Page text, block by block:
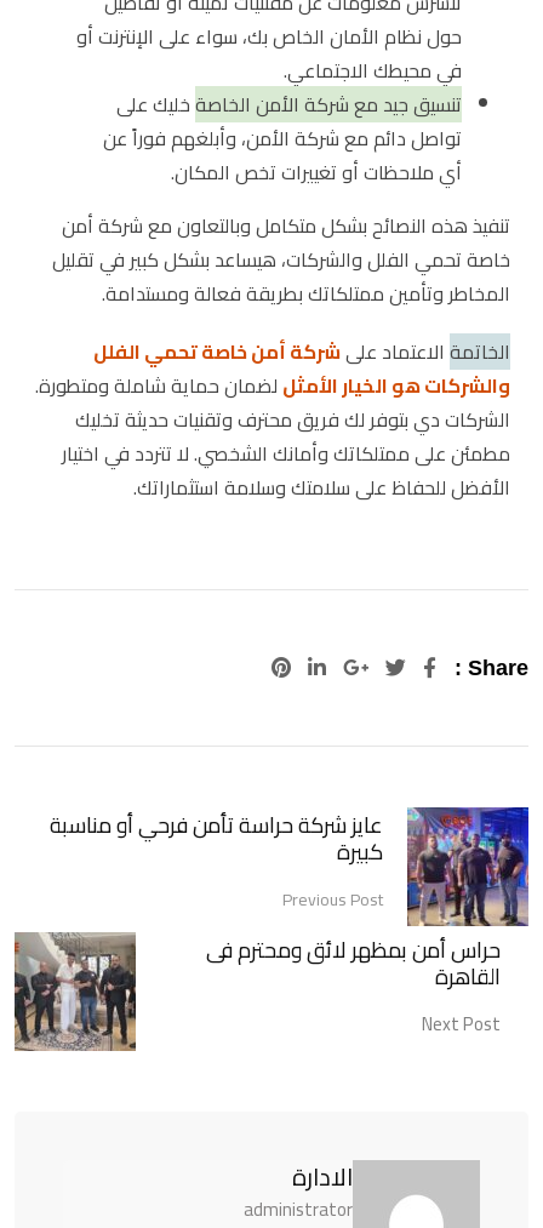
حول نظام الأمان الخاص بك، سواء على الإنترنت أو
في محيطك الاجتماعي.
تنسيق جيد مع شركة الأمن الخاصةخليك على
تواصل دائم مع شركة الأمن، وأبلغهم فوراً عن
أي ملاحظات أو تغييرات تخص المكان.
تنفيذ هذه النصائح بشكل متكامل وبالتعاون مع شركة أمن
خاصة تحمي الفلل والشركات، هيساعد بشكل كبير في تقليل
المخاطر وتأمين ممتلكاتك بطريقة فعالة ومستدامة.
الخاتمة الاعتماد علىشركة أمن خاصة تحمي الفلل
والشركات هو الخيار الأمثل لضمان حماية شاملة ومتطورة.
الشركات دي بتوفر لك فريق محترف وتقنيات حديثة تخليك
مطمئن على ممتلكاتك وأمانك الشخصي. لا تتردد في اختيار
الأفضل للحفاظ على سلامتك وسلامة استثماراتك.
Share :
Google+
LinkedIn
Pinterest
عايز شركة حراسة تأمن فرحي أو مناسبة
كبيرة
Previous Post
حراس أمن بمظهر لائق ومحترم فى
القاهرة
Next Post
الادارة
administrator